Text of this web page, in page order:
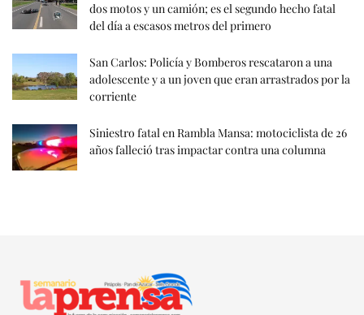
dos motos y un camión; es el segundo hecho fatal
del día a escasos metros del primero
San Carlos: Policía y Bomberos rescataron a una
adolescente y a un joven que eran arrastrados por la
corriente
Siniestro fatal en Rambla Mansa: motociclista de 26
años falleció tras impactar contra una columna